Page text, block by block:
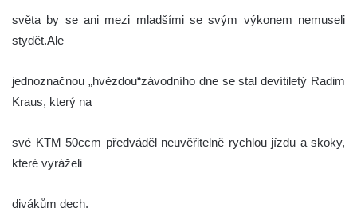
světa by se ani mezi mladšími se svým výkonem nemuseli
stydět.Ale
jednoznačnou „hvězdou“závodního dne se stal devítiletý Radim
Kraus, který na
své KTM 50ccm předváděl neuvěřitelně rychlou jízdu a skoky,
které vyráželi
divákům dech.